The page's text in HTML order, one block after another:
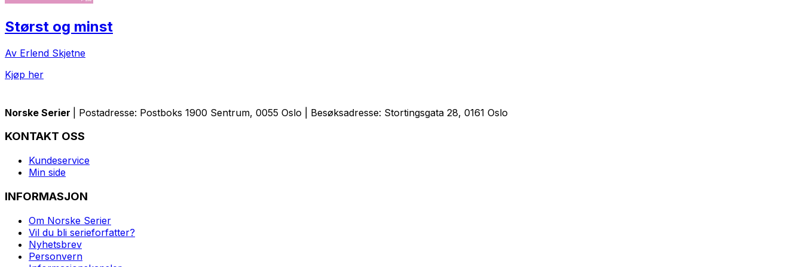
Størst og minst
Av Erlend Skjetne
Kjøp her
Norske Serier | Postadresse: Postboks 1900 Sentrum, 0055 Oslo | Besøksadresse: Stortingsgata 28, 0161 Oslo
KONTAKT OSS
Kundeservice
Min side
INFORMASJON
Om Norske Serier
Vil du bli serieforfatter?
Nyhetsbrev
Personvern